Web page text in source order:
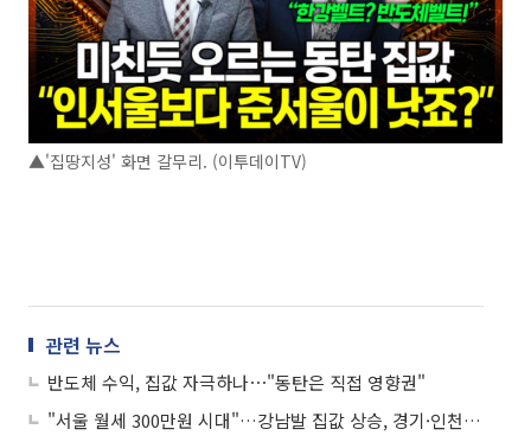
▲'집땅지성' 화면 갈무리. (이투데이TV)
관련 뉴스
반도체 수익, 집값 자극하나⋯"동탄은 직접 영향권"
"서울 월세 300만원 시대"…강남발 집값 상승, 경기·인천까지 번진다